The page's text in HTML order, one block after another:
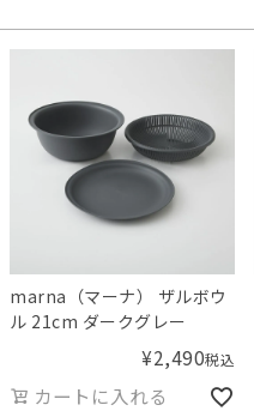
marna（マーナ） ザルボウ
ル 21cm ダークグレー
¥2,490税込
カートに入れる